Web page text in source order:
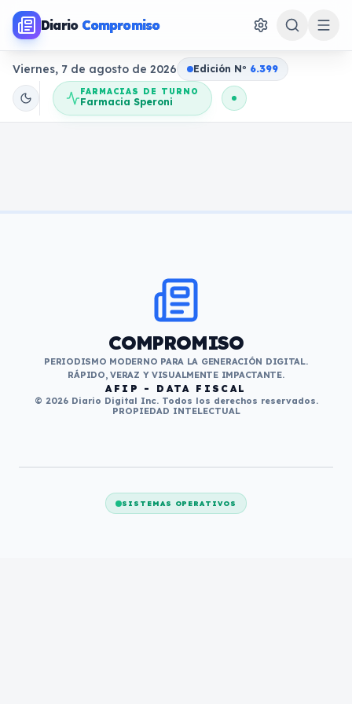
Diario Compromiso
Viernes, 7 de agosto de 2026 Edición No 6.399
FARMACIAS DE TURNO
Farmacia Speroni
COMPROMISO
PERIODISMO MODERNO PARA LA GENERACIÓN DIGITAL.
RÁPIDO, VERAZ Y VISUALMENTE IMPACTANTE.
AFIP - DATA FISCAL
© 2026 Diario Digital Inc. Todos los derechos reservados.
PROPIEDAD INTELECTUAL
SISTEMAS OPERATIVOS